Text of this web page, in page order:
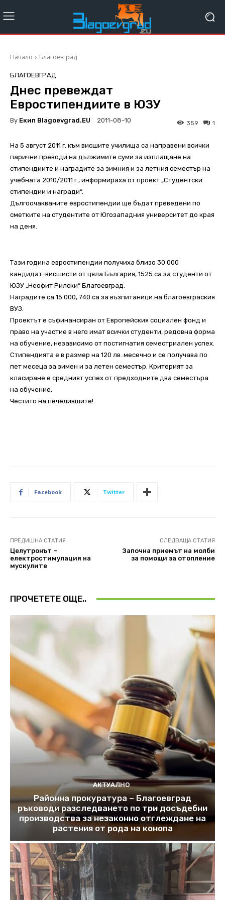
Начало Благоевград
БЛАГОЕВГРАД
Днес превеждат
Евростипендиите в ЮЗУ
By Екип Blagoevgrad.EU 2011-08-10 1
359
На 5 август 2011 г. към висшите училища са направени всички
парични преводи на дължимите суми за изплащане на
стипендиите и наградите за зимния и за летния семестър на
учебната 2010/2011 г., информираха от проект „Студентски
стипендии и награди“.
Дългоочакваните евростипендии ще бъдат преведени по
сметките на студентите от Югозападния университет до края
на деня.
Тази година евростипендии получиха близо 30 000
кандидат-висшисти от цяла България, 1525 са за студенти от
ЮЗУ „Неофит Рилски“ Благоевград.
Наградите са 15 000, 740 са за възпитаници на благоевграския
ВУЗ.
Проектът е съфинансиран от Европейския социален фонд и
право на участие в него имат всички студенти, редовна форма
на обучение, независимо от постигнатия семестриален успех.
Стипендията е в размер на 120 лв. месечно и се получава по
пет месеца за зимен и за летен семестър. Критерият за
класиране е средният успех от предходните два семестъра
на обучение.
Честито на печелившите!
Facebook Twitter
ПРЕДИШНА СТАТИЯ
Целутронът –
електростимулация на
мускулите
СЛЕДВАЩА СТАТИЯ
Започна приемът на молби
за помощи за отопление
ПРОЧЕТЕТЕ ОЩЕ..
АКТУАЛНО
Районна прокуратура – Благоевград
ръководи разследването по три досъдебни
производства за незаконно отглеждане на
растения от рода на конопа